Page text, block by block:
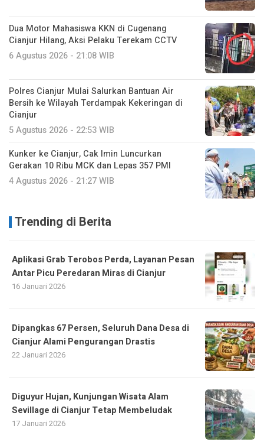
Dua Motor Mahasiswa KKN di Cugenang
Cianjur Hilang, Aksi Pelaku Terekam CCTV
6 Agustus 2026 - 21:08 WIB
Polres Cianjur Mulai Salurkan Bantuan Air
Bersih ke Wilayah Terdampak Kekeringan di
Cianjur
5 Agustus 2026 - 22:53 WIB
Kunker ke Cianjur, Cak Imin Luncurkan
Gerakan 10 Ribu MCK dan Lepas 357 PMI
4 Agustus 2026 - 21:27 WIB
Trending di Berita
Aplikasi Grab Terobos Perda, Layanan Pesan
Antar Picu Peredaran Miras di Cianjur
16 Januari 2026
Dipangkas 67 Persen, Seluruh Dana Desa di
Cianjur Alami Pengurangan Drastis
22 Januari 2026
Diguyur Hujan, Kunjungan Wisata Alam
Sevillage di Cianjur Tetap Membeludak
17 Januari 2026